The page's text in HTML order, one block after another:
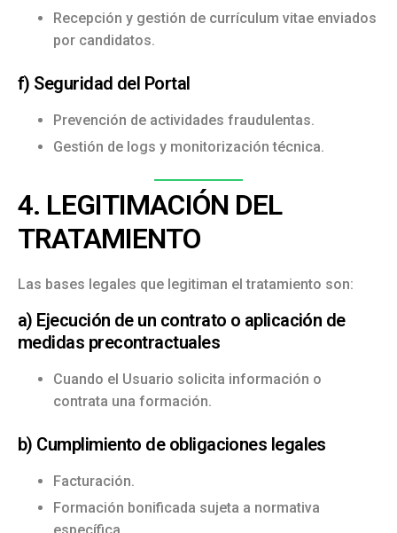
Recepción y gestión de currículum vitae enviados
por candidatos.
f) Seguridad del Portal
Prevención de actividades fraudulentas.
Gestión de logs y monitorización técnica.
4. LEGITIMACIÓN DEL
TRATAMIENTO
Las bases legales que legitiman el tratamiento son:
a) Ejecución de un contrato o aplicación de
medidas precontractuales
Cuando el Usuario solicita información o
contrata una formación.
b) Cumplimiento de obligaciones legales
Facturación.
Formación bonificada sujeta a normativa